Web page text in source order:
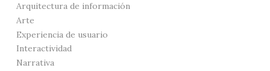
Arquitectura de información
Arte
Experiencia de usuario
Interactividad
Narrativa